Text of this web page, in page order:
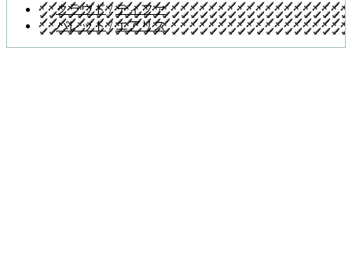
クラウド/ティファ
バレット/エアリス